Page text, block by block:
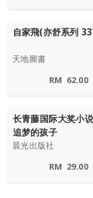
自家飛(亦舒系列
天地圖書
RM 62.00
长青藤国际大奖小
追梦的孩子
晨光出版社
RM 29.00